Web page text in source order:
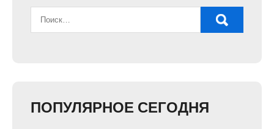
ПОПУЛЯРНОЕ СЕГОДНЯ